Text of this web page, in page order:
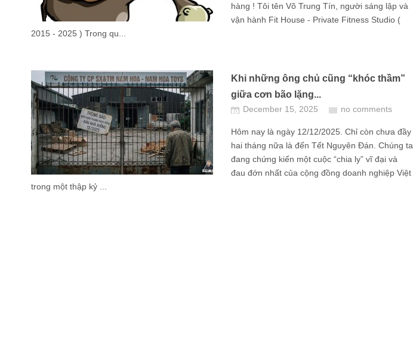
hàng ! Tôi tên Võ Trung Tín, người sáng lập và
vận hành Fit House - Private Fitness Studio (
2015 - 2025 ) Trong qu...
Khi những ông chủ cũng “khóc thầm”
giữa cơn bão lặng...
December 15, 2025 no comments
Hôm nay là ngày 12/12/2025. Chỉ còn chưa đầy
hai tháng nữa là đến Tết Nguyên Đán. Chúng ta
đang chứng kiến một cuộc “chia ly” vĩ đại và
đau đớn nhất của cộng đồng doanh nghiệp Việt
trong một thập kỷ ...